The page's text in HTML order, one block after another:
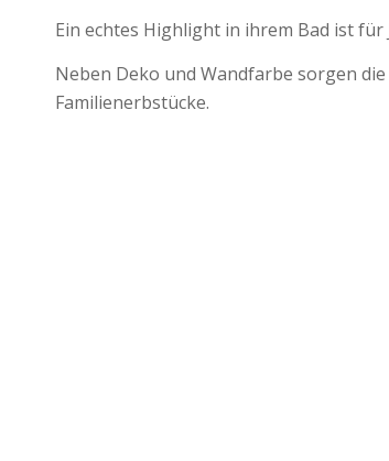
Ein echtes Highlight in ihrem Bad ist für
Neben Deko und Wandfarbe sorgen
Familienerbstücke.